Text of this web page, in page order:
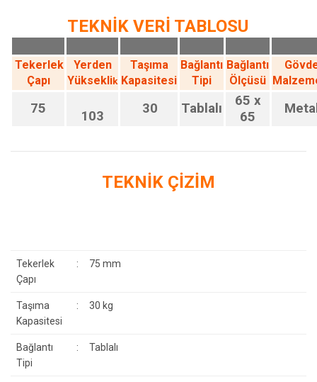
TEKNİK VERİ TABLOSU
Tekerlek
Çapı
Yerden
Yükseklik
Taşıma
Kapasitesi
Bağlantı
Tipi
Bağlantı
Ölçüsü
75 103 30 Tablalı
65 x
65
TEKNİK ÇİZİM
Tekerlek
Çapı
: 75 mm
Taşıma
Kapasitesi
: 30 kg
Bağlantı
Tipi
: Tablalı